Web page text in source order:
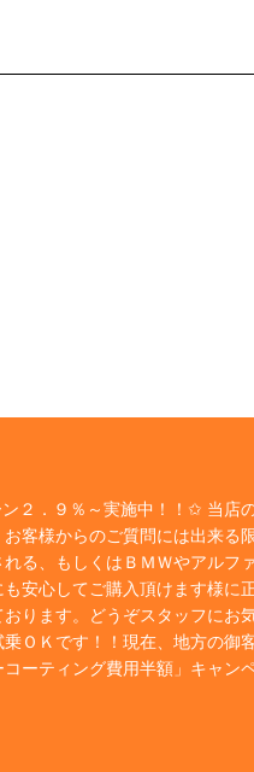
２．９％～実施中！！✩ 当店
客様からのご質問には出来る
る、もしくはＢＭＷやアルフ
安心してご購入頂けます様に
ります。どうぞスタッフにお
ＯＫです！！現在、地方の御
コーティング費用半額」キャン